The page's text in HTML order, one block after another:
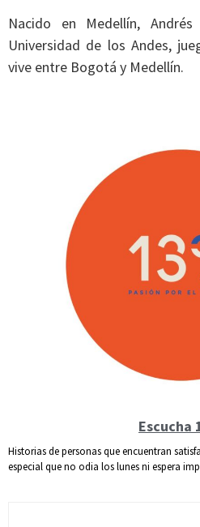
Nacido en Medellín,
Universidad de los Andes,
vive entre Bogotá y Medellín.
Escucha
Historias de personas que encuentran
especial que no odia los lunes ni espera